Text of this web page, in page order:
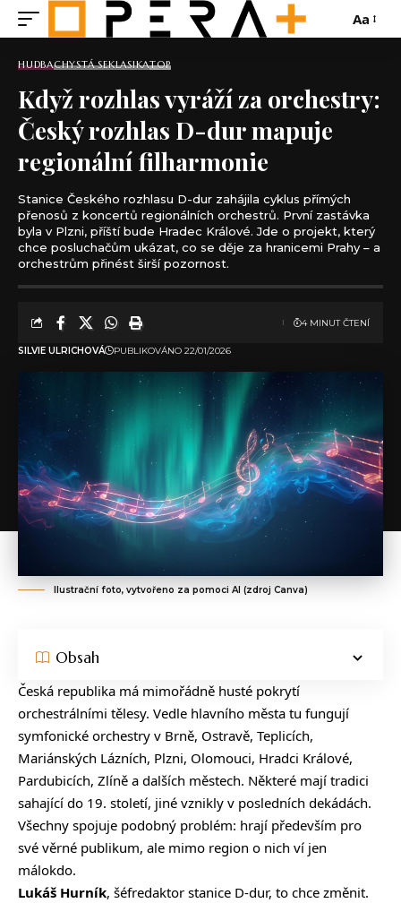
Aa
HUDBACHYSTÁ SEKLASIKATOP
Když rozhlas vyráží za orchestry:
Český rozhlas D-dur mapuje
regionální filharmonie
Stanice Českého rozhlasu D-dur zahájila cyklus přímých
přenosů z koncertů regionálních orchestrů. První zastávka
byla v Plzni, příští bude Hradec Králové. Jde o projekt, který
chce posluchačům ukázat, co se děje za hranicemi Prahy – a
orchestrům přinést širší pozornost.
SILVIE ULRICHOVÁ PUBLIKOVÁNO 22/01/2026
4 MINUT ČTENÍ
Ilustrační foto, vytvořeno za pomoci AI (zdroj Canva)
Obsah
Česká republika má mimořádně husté pokrytí
orchestrálními tělesy. Vedle hlavního města tu fungují
symfonické orchestry v Brně, Ostravě, Teplicích,
Mariánských Lázních, Plzni, Olomouci, Hradci Králové,
Pardubicích, Zlíně a dalších městech. Některé mají tradici
sahající do 19. století, jiné vznikly v posledních dekádách.
Všechny spojuje podobný problém: hrají především pro
své věrné publikum, ale mimo region o nich ví jen
málokdo.
Lukáš Hurník, šéfredaktor stanice D-dur, to chce změnit.